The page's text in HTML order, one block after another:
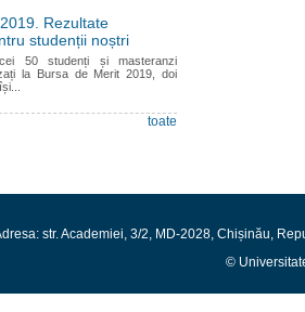
Rezultate
studenții noștri
50 studenți și masteranzi
la Bursa de Merit 2019, doi
toate
str. Academiei, 3/2, MD-2028, Chișinău,
©